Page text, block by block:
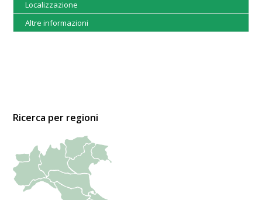
Localizzazione
Altre informazioni
Ricerca per regioni